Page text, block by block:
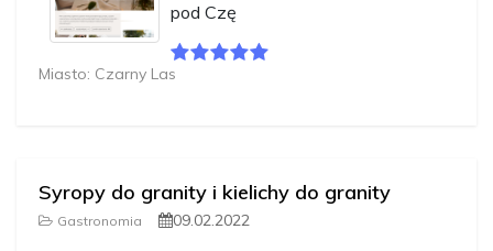
pod Czę
Miasto: Czarny Las
Syropy do granity i kielichy do granity
Gastronomia 09.02.2022